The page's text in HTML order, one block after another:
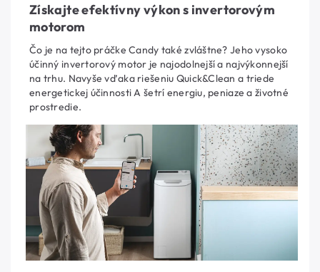
Získajte efektívny výkon s invertorovým
motorom
Čo je na tejto práčke Candy také zvláštne? Jeho vysoko
účinný invertorový motor je najodolnejší a najvýkonnejší
na trhu. Navyše vďaka riešeniu Quick&Clean a triede
energetickej účinnosti A šetrí energiu, peniaze a životné
prostredie.